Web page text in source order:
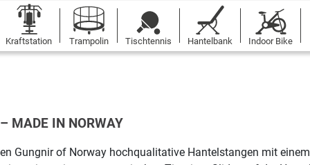
Kraftstation Trampolin Tischtennis Hantelbank Indoor Bike
MADE IN NORWAY
Gungnir of Norway hochqualitative Hantelstangen mit